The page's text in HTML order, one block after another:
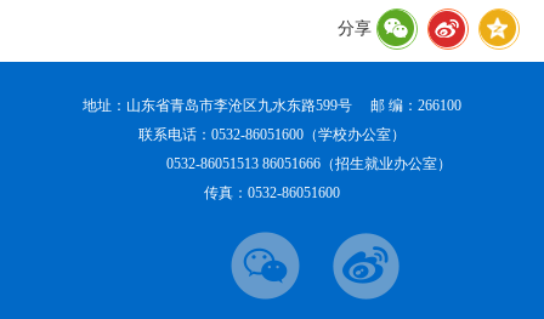
分享
地址：山东省青岛市李沧区九水东路599号 邮 编：266100
联系电话：0532-86051600（学校办公室）
0532-86051513 86051666（招生就业办公室）
传真：0532-86051600